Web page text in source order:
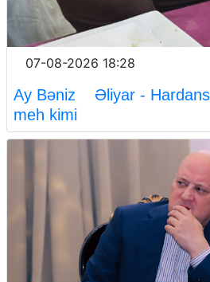
07-08-2026 18:28
Ay Bəniz Əliyar -
meh kimi